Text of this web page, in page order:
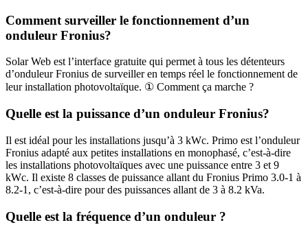
Comment surveiller le fonctionnement d’un
onduleur Fronius?
Solar Web est l’interface gratuite qui permet à tous les détenteurs
d’onduleur Fronius de surveiller en temps réel le fonctionnement de
leur installation photovoltaïque. ① Comment ça marche ?
Quelle est la puissance d’un onduleur Fronius?
Il est idéal pour les installations jusqu’à 3 kWc. Primo est l’onduleur
Fronius adapté aux petites installations en monophasé, c’est-à-dire
les installations photovoltaïques avec une puissance entre 3 et 9
kWc. Il existe 8 classes de puissance allant du Fronius Primo 3.0-1 à
8.2-1, c’est-à-dire pour des puissances allant de 3 à 8.2 kVa.
Quelle est la fréquence d’un onduleur ?